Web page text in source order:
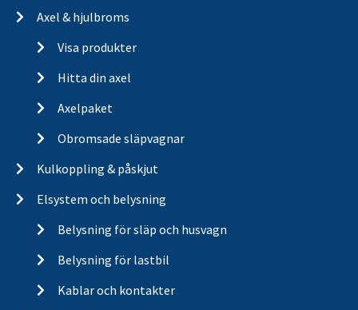
Axel & hjulbroms
Visa produkter
Hitta din axel
Axelpaket
Obromsade släpvagnar
Kulkoppling & påskjut
Elsystem och belysning
Belysning för släp och husvagn
Belysning för lastbil
Kablar och kontakter